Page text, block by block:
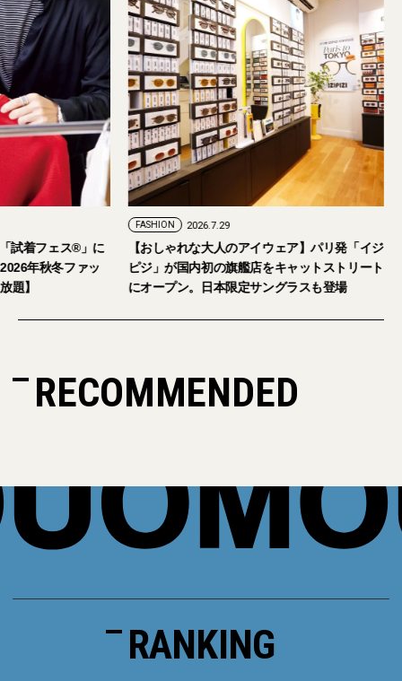
2026年9月5日・6日開催。「試着フェス®︎」に
読者の皆さまをご招待。【2026年秋冬ファッ
ション＆美容アイテム試し放題】
【おしゃれな大人
ピジ」が国内初の
にオープン。日本
RECOMMENDED
RANKING